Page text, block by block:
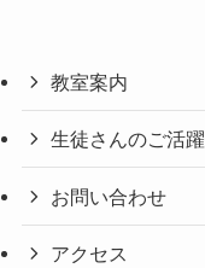
教室案内
生徒さんのご活躍
お問い合わせ
アクセス